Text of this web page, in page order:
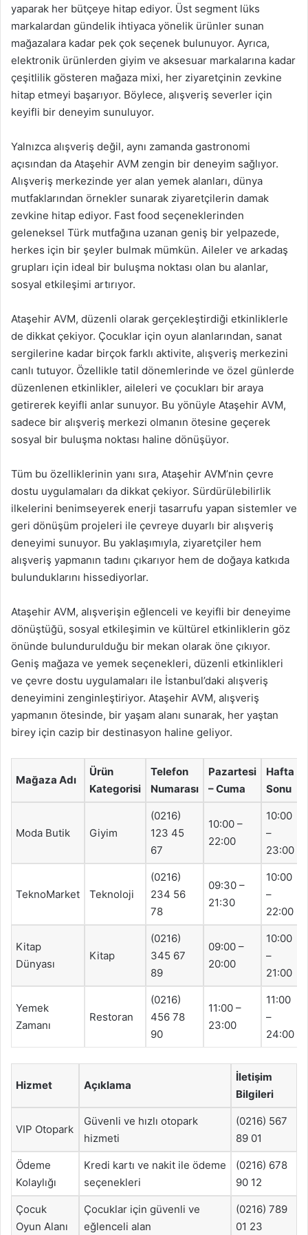
yaparak her bütçeye hitap ediyor. Üst segment lüks
markalardan gündelik ihtiyaca yönelik ürünler sunan
mağazalara kadar pek çok seçenek bulunuyor. Ayrıca,
elektronik ürünlerden giyim ve aksesuar markalarına kadar
çeşitlilik gösteren mağaza mixi, her ziyaretçinin zevkine
hitap etmeyi başarıyor. Böylece, alışveriş severler için
keyifli bir deneyim sunuluyor.
Yalnızca alışveriş değil, aynı zamanda gastronomi
açısından da Ataşehir AVM zengin bir deneyim sağlıyor.
Alışveriş merkezinde yer alan yemek alanları, dünya
mutfaklarından örnekler sunarak ziyaretçilerin damak
zevkine hitap ediyor. Fast food seçeneklerinden
geleneksel Türk mutfağına uzanan geniş bir yelpazede,
herkes için bir şeyler bulmak mümkün. Aileler ve arkadaş
grupları için ideal bir buluşma noktası olan bu alanlar,
sosyal etkileşimi artırıyor.
Ataşehir AVM, düzenli olarak gerçekleştirdiği etkinliklerle
de dikkat çekiyor. Çocuklar için oyun alanlarından, sanat
sergilerine kadar birçok farklı aktivite, alışveriş merkezini
canlı tutuyor. Özellikle tatil dönemlerinde ve özel günlerde
düzenlenen etkinlikler, aileleri ve çocukları bir araya
getirerek keyifli anlar sunuyor. Bu yönüyle Ataşehir AVM,
sadece bir alışveriş merkezi olmanın ötesine geçerek
sosyal bir buluşma noktası haline dönüşüyor.
Tüm bu özelliklerinin yanı sıra, Ataşehir AVM’nin çevre
dostu uygulamaları da dikkat çekiyor. Sürdürülebilirlik
ilkelerini benimseyerek enerji tasarrufu yapan sistemler ve
geri dönüşüm projeleri ile çevreye duyarlı bir alışveriş
deneyimi sunuyor. Bu yaklaşımıyla, ziyaretçiler hem
alışveriş yapmanın tadını çıkarıyor hem de doğaya katkıda
bulunduklarını hissediyorlar.
Ataşehir AVM, alışverişin eğlenceli ve keyifli bir deneyime
dönüştüğü, sosyal etkileşimin ve kültürel etkinliklerin göz
önünde bulundurulduğu bir mekan olarak öne çıkıyor.
Geniş mağaza ve yemek seçenekleri, düzenli etkinlikleri
ve çevre dostu uygulamaları ile İstanbul’daki alışveriş
deneyimini zenginleştiriyor. Ataşehir AVM, alışveriş
yapmanın ötesinde, bir yaşam alanı sunarak, her yaştan
birey için cazip bir destinasyon haline geliyor.
Mağaza Adı
Ürün
Kategorisi
Telefon
Numarası
Pazartesi
– Cuma
Hafta
Sonu
Moda Butik Giyim
(0216)
123 45
67
10:00 –
22:00
10:00
–
23:00
TeknoMarket Teknoloji
(0216)
234 56
78
09:30 –
21:30
10:00
–
22:00
Kitap
Dünyası
Kitap
(0216)
345 67
89
09:00 –
20:00
10:00
–
21:00
Yemek
Zamanı
Restoran
(0216)
456 78
90
11:00 –
23:00
11:00
–
24:00
Hizmet Açıklama
İletişim
Bilgileri
VIP Otopark
Güvenli ve hızlı otopark
hizmeti
(0216) 567
89 01
Ödeme
Kolaylığı
Kredi kartı ve nakit ile ödeme
seçenekleri
(0216) 678
90 12
Çocuk
Oyun Alanı
Çocuklar için güvenli ve
eğlenceli alan
(0216) 789
01 23